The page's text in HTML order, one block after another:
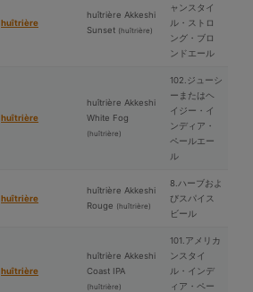
huîtrière
huîtrière Akkeshi
Sunset (huîtrière)
ャンスタイ
ル・ストロ
ング・ブロ
ンドエール
huîtrière
huîtrière Akkeshi
White Fog
(huîtrière)
102.ジューシ
ーまたはヘ
イジー・イ
ンディア・
ペールエー
ル
huîtrière
huîtrière Akkeshi
Rouge (huîtrière)
8.ハーブおよ
びスパイス
ビール
huîtrière
huîtrière Akkeshi
Coast IPA
(huîtrière)
101.アメリカ
ンスタイ
ル・インデ
ィア・ペー